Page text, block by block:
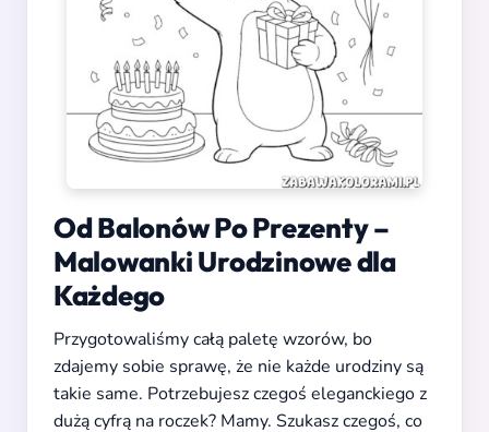
Od Balonów Po Prezenty –
Malowanki Urodzinowe dla
Każdego
Przygotowaliśmy całą paletę wzorów, bo
zdajemy sobie sprawę, że nie każde urodziny są
takie same. Potrzebujesz czegoś eleganckiego z
dużą cyfrą na roczek? Mamy. Szukasz czegoś, co